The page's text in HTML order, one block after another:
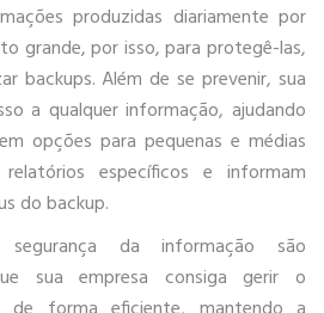
produzidas diariamente por
grande, por isso, para protegê-las,
backups. Além de se prevenir, sua
a qualquer informação, ajudando
opções para pequenas e médias
específicos e informam
do backup.
da informação são
sua empresa consiga gerir o